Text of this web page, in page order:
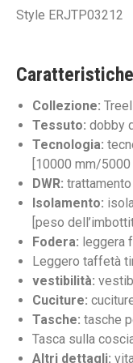
Style ERJTP03212
Caratteristiche
Collezione:
Tessuto: dobby
Tecnologia:
[10000 mm/5000
DWR:
Isolamento:
[peso
Fodera: leggera
Leggero taffetà
vestibilità:
Cuciture:
Tasche: tasche
Tasca sulla
Altri dettagli: